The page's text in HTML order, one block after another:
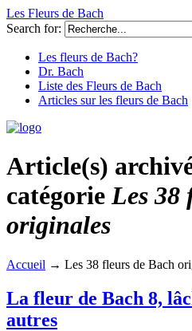
Les Fleurs de Bach
Search for:
Les fleurs de Bach?
Dr. Bach
Liste des Fleurs de Bach
Articles sur les fleurs de Bach
Article(s)
catégorieLes 38
originales
Accueil → Les 38 fleurs de Bach
La fleur de Bach 8,
autres